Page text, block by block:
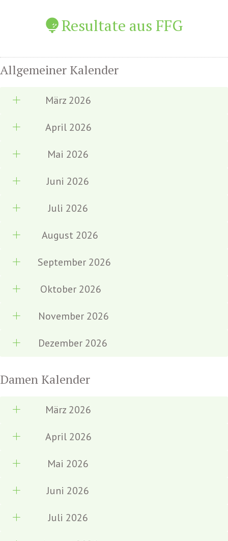
Resultate aus FFG
Allgemeiner Kalender
März 2026
April 2026
Mai 2026
Juni 2026
Juli 2026
August 2026
September 2026
Oktober 2026
November 2026
Dezember 2026
Damen Kalender
März 2026
April 2026
Mai 2026
Juni 2026
Juli 2026